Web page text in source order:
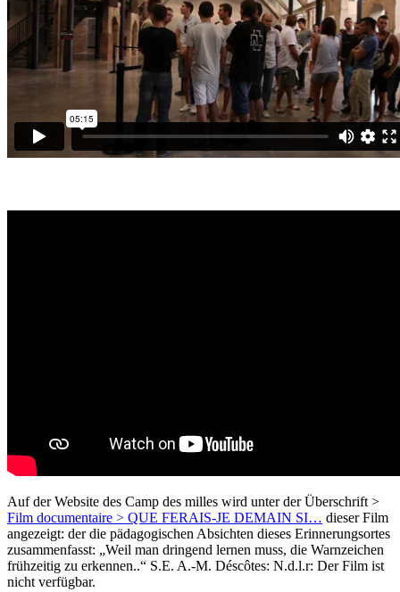
Auf der Website des Camp des milles wird unter der Überschrift >
Film documentaire > QUE FERAIS-JE DEMAIN SI… dieser Film
angezeigt: der die pädagogischen Absichten dieses Erinnerungsortes
zusammenfasst: „Weil man dringend lernen muss, die Warnzeichen
frühzeitig zu erkennen..“ S.E. A.-M. Déscôtes: N.d.l.r: Der Film ist
nicht verfügbar.